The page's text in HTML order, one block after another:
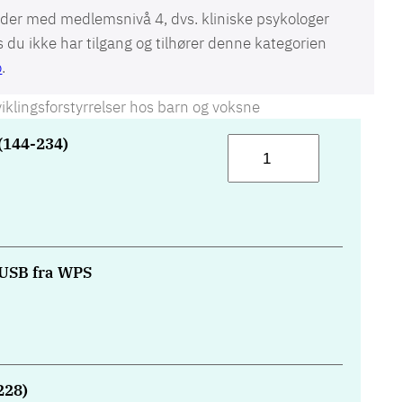
med medlemsnivå 4, dvs. kliniske psykologer
ikke har tilgang og tilhører denne kategorien
.
hos barn og voksne
234)
R
i
fra WPS